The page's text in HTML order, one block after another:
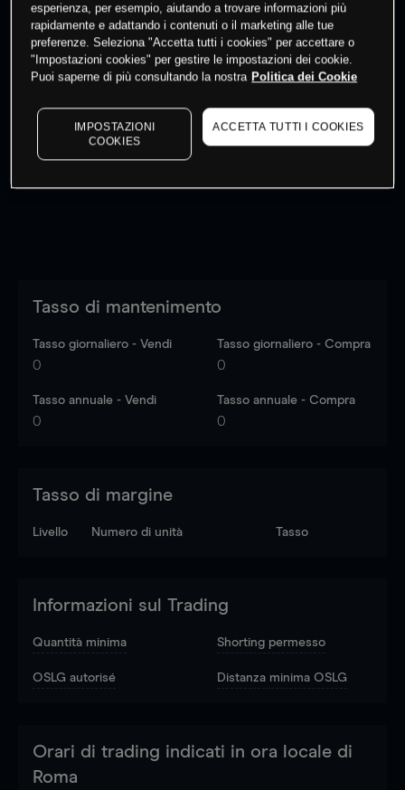
Fai trading
I prezzi sono solo indicativi. Accediper vedere gli ultimi
dati di mercato
to see latest market data
Tasso di mantenimento
Tasso giornaliero - Vendi
0
Tasso giornaliero - Compra
0
Tasso annuale - Vendi
0
Tasso annuale - Compra
0
Tasso di margine
Livello Numero di unità Tasso
Informazioni sul Trading
Quantità minima Shorting permesso
OSLG autorisé Distanza minima OSLG
Orari di trading indicati in ora locale di
Roma
esperienza, per esempio, aiutando a trovare informazioni più
rapidamente e adattando i contenuti o il marketing alle tue
preferenze. Seleziona "Accetta tutti i cookies" per accettare o
"Impostazioni cookies" per gestire le impostazioni dei cookie.
Puoi saperne di più consultando la nostra Politica dei Cookie
IMPOSTAZIONI
COOKIES
ACCETTA TUTTI I COOKIES